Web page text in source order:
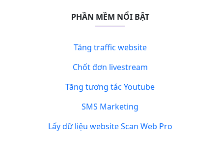
PHẦN MỀM NỔI BẬT
Tăng traffic website
Chốt đơn livestream
Tăng tương tác Youtube
SMS Marketing
Lấy dữ liệu website Scan Web Pro